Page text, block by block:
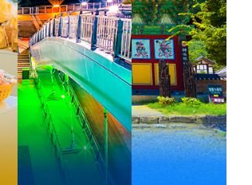
길부터 천년 고찰까지!뚜벅이 여행자 주목🚶
양양 1박 2일 코스
백제의 숨결을 따라,
부여에서 만나는 여름
<호프>, <동궁> 여운 따라🎬
실속 있게 떠나는 해남 여행
로컬 감성 수집!
전국 로컬 기념품숍 3곳⭐
우리말이 더 재미있어지는
세종 한글 여행
숲길부터 천년 고찰까지!
마음에 쉼을 더하는 부안
뚜벅이 여행자 주목🚶
양양 1박 2일 코스
백제의 숨결을 따라,
부여에서 만나는 여름